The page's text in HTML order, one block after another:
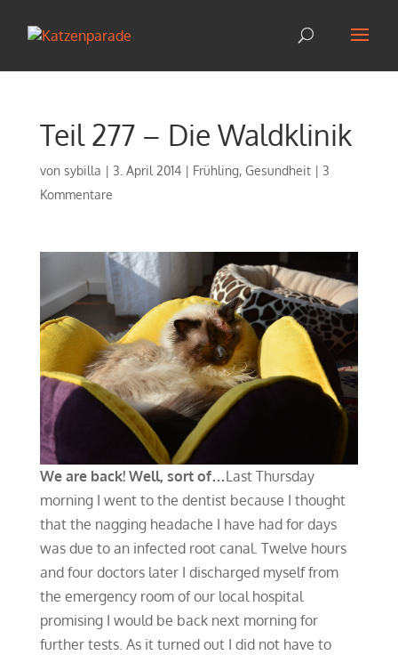
Teil 277 – Die Waldklinik
von sybilla | 3. April 2014| Frühling, Gesundheit| 3
Kommentare
We are back! Well, sort of…Last Thursday
morning I went to the dentist because I thought
that the nagging headache I have had for days
was due to an infected root canal. Twelve hours
and four doctors later I discharged myself from
the emergency room of our local hospital
promising I would be back next morning for
further tests. As it turned out I did not have to